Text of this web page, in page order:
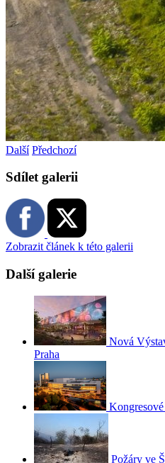
Další Předchozí
Sdílet galerii
Zobrazit článek k této galerii
Další galerie
Nová
Praha
Požáry ve